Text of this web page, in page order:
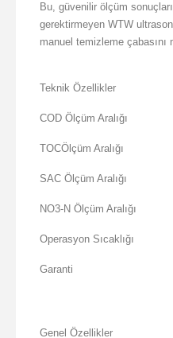
Bu, güvenilir ölçüm
gerektirmeyen WTW
manuel temizleme çabasını
Teknik Özellikler
COD Ölçüm Aralığı
TOCÖlçüm Aralığı
SAC Ölçüm Aralığı
NO3-N Ölçüm Aralığı
Operasyon Sıcaklığı
Garanti
Genel Özellikler